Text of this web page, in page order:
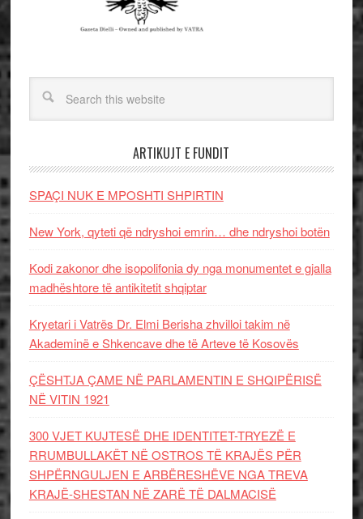
ARTIKUJT E FUNDIT
SPAÇI NUK E MPOSHTI SHPIRTIN
New York, qyteti që ndryshoi emrin… dhe ndryshoi botën
Kodi zakonor dhe isopolifonia dy nga monumentet e gjalla
madhështore të antikitetit shqiptar
Kryetari i Vatrës Dr. Elmi Berisha zhvilloi takim në
Akademinë e Shkencave dhe të Arteve të Kosovës
ÇËSHTJA ÇAME NË PARLAMENTIN E SHQIPËRISË
NË VITIN 1921
300 VJET KUJTESË DHE IDENTITET-TRYEZË E
RRUMBULLAKËT NË OSTROS TË KRAJËS PËR
SHPËRNGULJEN E ARBËRESHËVE NGA TREVA
KRAJË-SHESTAN NË ZARË TË DALMACISË